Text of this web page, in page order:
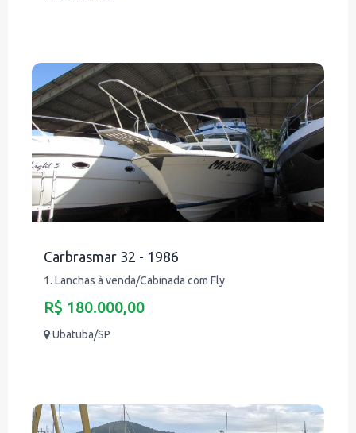
Carbrasmar 32 - 1986
1. Lanchas à venda/Cabinada com Fly
R$ 180.000,00
Ubatuba/SP